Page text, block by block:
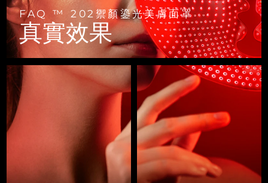
FAQ ™ 202禦顏鎏光美膚面罩
真實效果
LUNA™護膚
Premium cleansers & balm
LUNA™ 設備
All facial cleansing devices
面膜
Rejuvenation & hydration
UFO™ 設備
All deep facial hydration devices
issa™ Teeth Whitening Set
Dual LED + sonic device & 18% PAP gel
ISSA™ 設備
All silicone sonic toothbrushes
FAQ™ 103
Luxurious clinical anti-aging set
FAQ™ P1 Primer
Manuka honey primer
FAQ™護膚品
All FAQ™ skincare
FAQ™ 211
Anti-aging neck & décolleté LED mask
FAQ™ 221
Anti-aging LED hand mask
FAQ™護膚品
All FAQ™ skincare
FAQ™ Scalp Serum
Scalp recovery probiotic serum
FAQ™護膚品
All FAQ™ skincare
FAQ™產品
All hair treatments
FAQ™ 502
Full-Spectrum Red Light Therapy
FAQ™ Red Light Serum
FAQ™ skincare
All FAQ™ skincare
保健品
專業治療
PEACH™ 2 Pro Max
Professional IPL hair removal device
身體護理
BEAR™ 2 body
Microcurrent body toning
捷克 預計送達日期 8/10/26
丹麥 預計送達日期8/10/26
愛沙尼亞 預計送達日期 8/10/26
芬蘭 預計送達日期 8/10/26
法國 預計送達日期8/10/26
法屬玻里尼西亞 預計送達日期
德國 預計送達日期8/10/26